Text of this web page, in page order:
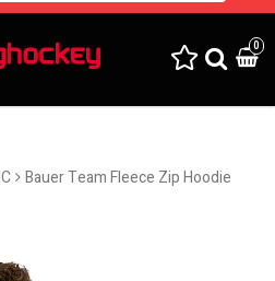
0
Bauer Team Fleece Zip Hoodie